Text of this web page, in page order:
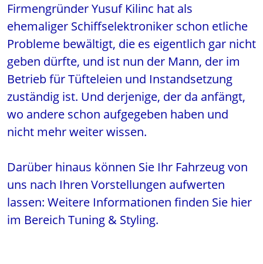
Firmengründer Yusuf Kilinc hat als
ehemaliger Schiffselektroniker schon etliche
Probleme bewältigt, die es eigentlich gar nicht
geben dürfte, und ist nun der Mann, der im
Betrieb für Tüfteleien und Instandsetzung
zuständig ist. Und derjenige, der da anfängt,
wo andere schon aufgegeben haben und
nicht mehr weiter wissen.
Darüber hinaus können Sie Ihr Fahrzeug von
uns nach Ihren Vorstellungen aufwerten
lassen: Weitere Informationen finden Sie hier
im Bereich Tuning & Styling.